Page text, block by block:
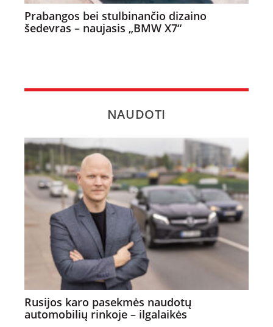
Prabangos bei stulbinančio dizaino
šedevras – naujasis „BMW X7“
NAUDOTI
Rusijos karo pasekmės naudotų
automobilių rinkoje – ilgalaikės